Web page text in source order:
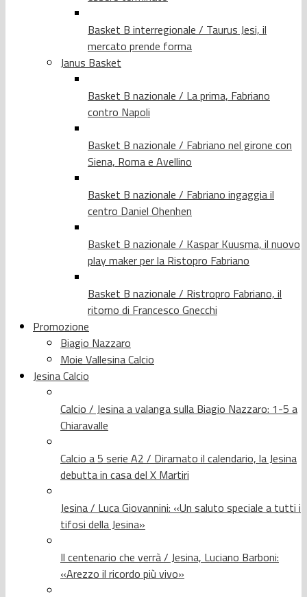
Basket B interregionale / Taurus Jesi, il
mercato prende forma
Janus Basket
Basket B nazionale / La prima, Fabriano
contro Napoli
Basket B nazionale / Fabriano nel girone con
Siena, Roma e Avellino
Basket B nazionale / Fabriano ingaggia il
centro Daniel Ohenhen
Basket B nazionale / Kaspar Kuusma, il nuovo
play maker per la Ristopro Fabriano
Basket B nazionale / Ristropro Fabriano, il
ritorno di Francesco Gnecchi
Promozione
Biagio Nazzaro
Moie Vallesina Calcio
Jesina Calcio
Calcio / Jesina a valanga sulla Biagio Nazzaro: 1-5 a
Chiaravalle
Calcio a 5 serie A2 / Diramato il calendario, la Jesina
debutta in casa del X Martiri
Jesina / Luca Giovannini: «Un saluto speciale a tutti i
tifosi della Jesina»
Il centenario che verrà / Jesina, Luciano Barboni:
«Arezzo il ricordo più vivo»